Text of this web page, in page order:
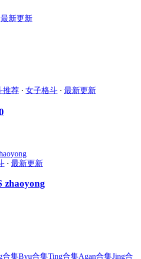
最新更新
推荐 · 女子格斗 · 最新更新
· 最新更新
zhaoyong
合集Byu合集Ting合集Agan合集Jing合